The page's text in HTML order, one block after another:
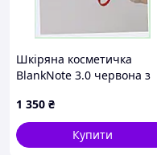
Шкіряна косметичка
BlankNote 3.0 червона з
1 350 ₴
Купити